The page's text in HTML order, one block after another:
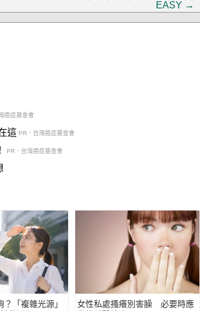
EASY →
癌症基金會
這 PR．台灣癌症基金會
PR．台灣癌症基金會
「複雜光源」
女性私處搔癢別害臊 必要時應